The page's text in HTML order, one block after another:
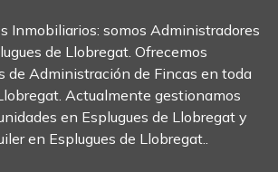
Inmobiliarios: somos Administradores
de Llobregat. Ofrecemos
de Administración de Fincas en toda
Actualmente gestionamos
en Esplugues de Llobregat y
en Esplugues de Llobregat..